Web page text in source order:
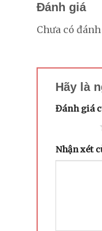
Đánh giá
Chưa có
Hãy là
Đánh giá
Nhận xét